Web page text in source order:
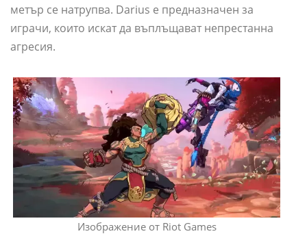
метър се натрупва. Darius е предназначен за
играчи, които искат да въплъщават непрестанна
агресия.
Изображение от Riot Games